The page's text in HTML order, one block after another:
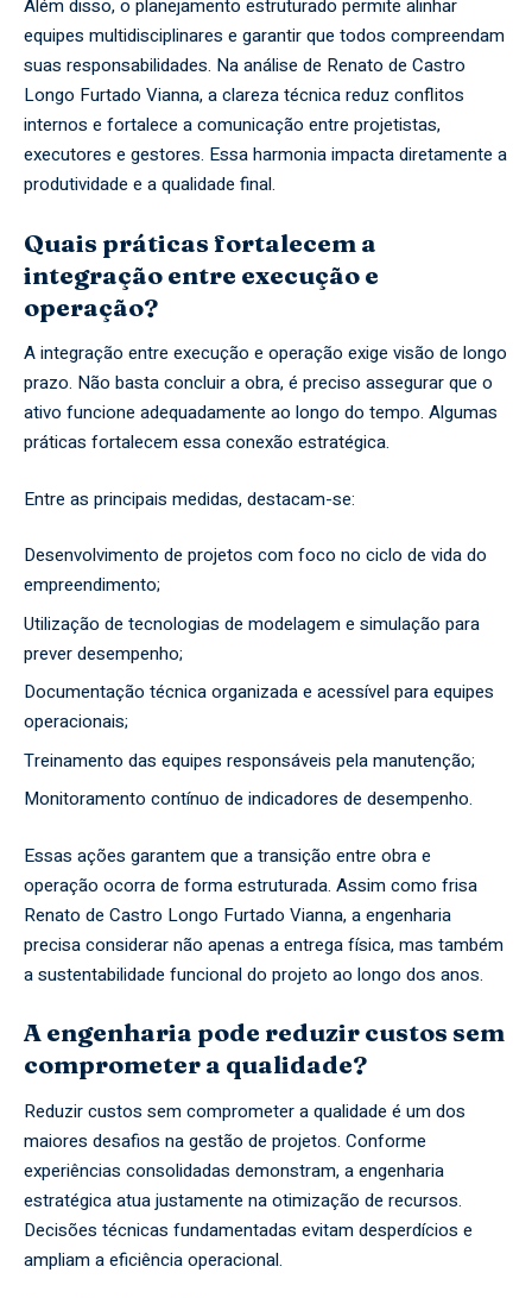
Além disso, o planejamento estruturado permite alinhar
equipes multidisciplinares e garantir que todos compreendam
suas responsabilidades. Na análise de Renato de Castro
Longo Furtado Vianna, a clareza técnica reduz conflitos
internos e fortalece a comunicação entre projetistas,
executores e gestores. Essa harmonia impacta diretamente a
produtividade e a qualidade final.
Quais práticas fortalecem a
integração entre execução e
operação?
A integração entre execução e operação exige visão de longo
prazo. Não basta concluir a obra, é preciso assegurar que o
ativo funcione adequadamente ao longo do tempo. Algumas
práticas fortalecem essa conexão estratégica.
Entre as principais medidas, destacam-se:
Desenvolvimento de projetos com foco no ciclo de vida do
empreendimento;
Utilização de tecnologias de modelagem e simulação para
prever desempenho;
Documentação técnica organizada e acessível para equipes
operacionais;
Treinamento das equipes responsáveis pela manutenção;
Monitoramento contínuo de indicadores de desempenho.
Essas ações garantem que a transição entre obra e
operação ocorra de forma estruturada. Assim como frisa
Renato de Castro Longo Furtado Vianna, a engenharia
precisa considerar não apenas a entrega física, mas também
a sustentabilidade funcional do projeto ao longo dos anos.
A engenharia pode reduzir custos sem
comprometer a qualidade?
Reduzir custos sem comprometer a qualidade é um dos
maiores desafios na gestão de projetos. Conforme
experiências consolidadas demonstram, a engenharia
estratégica atua justamente na otimização de recursos.
Decisões técnicas fundamentadas evitam desperdícios e
ampliam a eficiência operacional.